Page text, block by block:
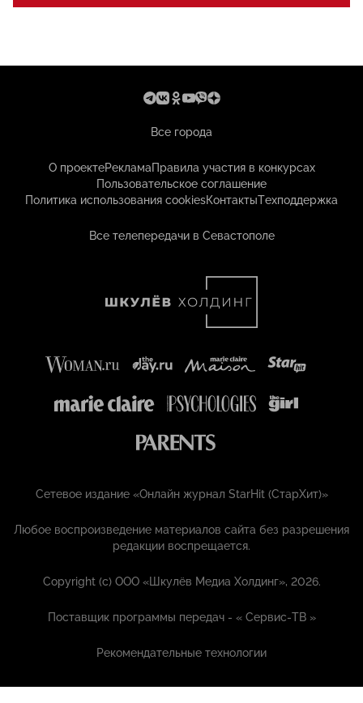
Все города
О проектеРекламаПравила участия в конкурсах
Пользовательское соглашение
Политика использования cookiesКонтактыТехподдержка
Все телепередачи в Севастополе
Сетевое издание «Онлайн журнал StarHit (СтарХит)»
Любое воспроизведение материалов сайта без разрешения
редакции воспрещается.
Copyright (с) ООО «Шкулёв Медиа Холдинг», 2026.
Поставщик программы передач - «Сервис-ТВ »
Рекомендательные технологии